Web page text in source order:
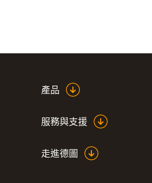
產品
服務與支援
走進德圖